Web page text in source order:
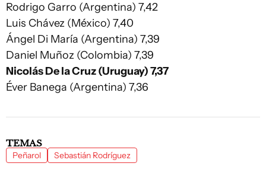
Rodrigo Garro (Argentina) 7,42
Luis Chávez (México) 7,40
Ángel Di María (Argentina) 7,39
Daniel Muñoz (Colombia) 7,39
Nicolás De la Cruz (Uruguay) 7,37
Éver Banega (Argentina) 7,36
TEMAS
Peñarol Sebastián Rodríguez